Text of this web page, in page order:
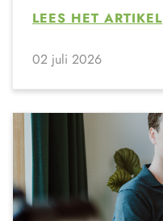
LEES HET ARTIKEL
02 juli 2026